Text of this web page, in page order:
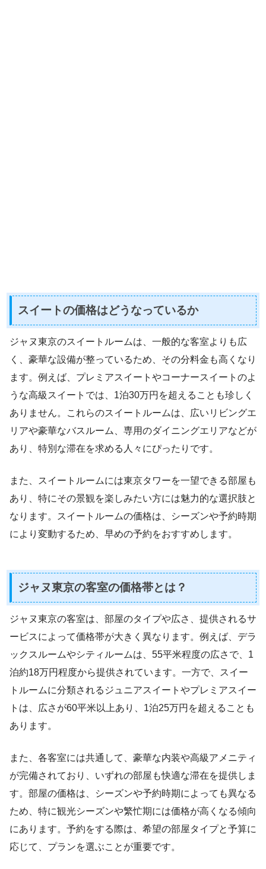
スイートの価格はどうなっているか
ジャヌ東京のスイートルームは、一般的な客室よりも広
く、豪華な設備が整っているため、その分料金も高くなり
ます。例えば、プレミアスイートやコーナースイートのよ
うな高級スイートでは、1泊30万円を超えることも珍しく
ありません。これらのスイートルームは、広いリビングエ
リアや豪華なバスルーム、専用のダイニングエリアなどが
あり、特別な滞在を求める人々にぴったりです。
また、スイートルームには東京タワーを一望できる部屋も
あり、特にその景観を楽しみたい方には魅力的な選択肢と
なります。スイートルームの価格は、シーズンや予約時期
により変動するため、早めの予約をおすすめします。
ジャヌ東京の客室の価格帯とは？
ジャヌ東京の客室は、部屋のタイプや広さ、提供されるサ
ービスによって価格帯が大きく異なります。例えば、デラ
ックスルームやシティルームは、55平米程度の広さで、1
泊約18万円程度から提供されています。一方で、スイー
トルームに分類されるジュニアスイートやプレミアスイー
トは、広さが60平米以上あり、1泊25万円を超えることも
あります。
また、各客室には共通して、豪華な内装や高級アメニティ
が完備されており、いずれの部屋も快適な滞在を提供しま
す。部屋の価格は、シーズンや予約時期によっても異なる
ため、特に観光シーズンや繁忙期には価格が高くなる傾向
にあります。予約をする際は、希望の部屋タイプと予算に
応じて、プランを選ぶことが重要です。